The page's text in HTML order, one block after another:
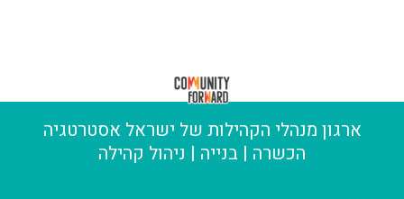
ארגון מנהלי הקהילות של ישראל אסטרטגיה
הכשרה | בנייה | ניהול קהילה